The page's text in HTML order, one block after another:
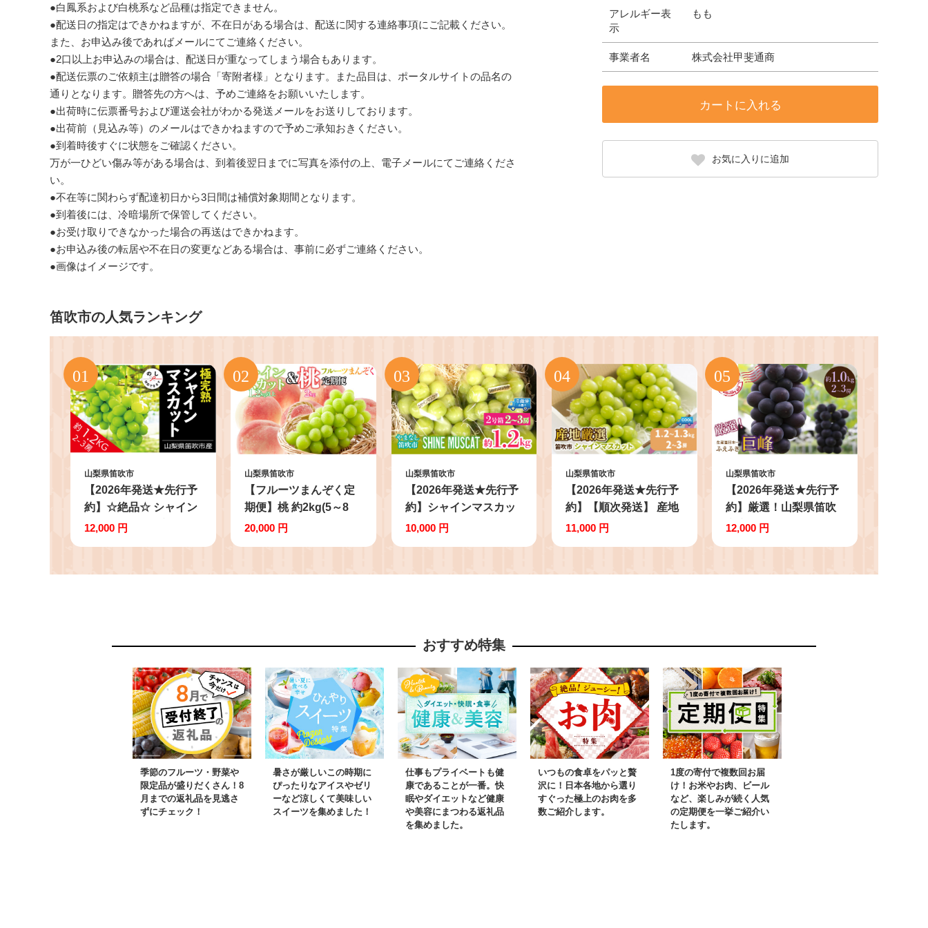
アレルギー表
示
もも
事業者名 株式会社甲斐通商
カートに入れる
お気に入りに追加
●白鳳系および白桃系など品種は指定できません。
●配送日の指定はできかねますが、不在日がある場合は、配送に関する連絡事項にご記載ください。
また、お申込み後であればメールにてご連絡ください。
●2口以上お申込みの場合は、配送日が重なってしまう場合もあります。
●配送伝票のご依頼主は贈答の場合「寄附者様」となります。また品目は、ポータルサイトの品名の
通りとなります。贈答先の方へは、予めご連絡をお願いいたします。
●出荷時に伝票番号および運送会社がわかる発送メールをお送りしております。
●出荷前（見込み等）のメールはできかねますので予めご承知おきください。
●到着時後すぐに状態をご確認ください。
万が一ひどい傷み等がある場合は、到着後翌日までに写真を添付の上、電子メールにてご連絡くださ
い。
●不在等に関わらず配達初日から3日間は補償対象期間となります。
●到着後には、冷暗場所で保管してください。
●お受け取りできなかった場合の再送はできかねます。
●お申込み後の転居や不在日の変更などある場合は、事前に必ずご連絡ください。
●画像はイメージです。
笛吹市の人気ランキング
山梨県笛吹市
【2026年発送★先行予
約】☆絶品☆ シャイン
マスカット 2-3房約
丸章青果 笛吹市 山梨
おすすめ 新鮮 贈答 ギ
インマスカット 笛吹 葡
萄 国産 ぶどう 人気 国
産 高級 くだもの ラン
12,000 円
山梨県笛吹市
【フルーツまんぞく定
期便】桃 約2kg(5～8
玉)×シャインマスカッ
ャインマスカット 山梨
おすすめ 山梨 笛吹市 |
20,000 円
山梨県笛吹市
【2026年発送★先行予
約】シャインマスカッ
ト2号箱 約1.2kg（2
10,000 円
山梨県笛吹市
【2026年発送★先行予
約】【順次発送】 産地
厳選シャインマスカッ
送不可※ 106-003-
ぶどう 葡萄 大粒 シャ
め シャインマスカット
贈答 ギフト 産地 笛吹
市 シャインマスカット
笛吹 葡萄 国産 ぶどう
人気 国産 シャイン｜
11,000 円
山梨県笛吹市
【2026年発送★先行予
約】厳選！山梨県笛吹
市産 巨峰 約1.0kg（2～
12,000 円
おすすめ特集
季節のフルーツ・野菜や
限定品が盛りだくさん！8
月までの返礼品を見逃さ
ずにチェック！
暑さが厳しいこの時期に
ぴったりなアイスやゼリ
ーなど涼しくて美味しい
スイーツを集めました！
仕事もプライベートも健
康であることが一番。快
眠やダイエットなど健康
や美容にまつわる返礼品
を集めました。
いつもの食卓をパッと贅
沢に！日本各地から選り
すぐった極上のお肉を多
数ご紹介します。
1度の寄付で複数回お届
け！お米やお肉、ビール
など、楽しみが続く人気
の定期便を一挙ご紹介い
たします。